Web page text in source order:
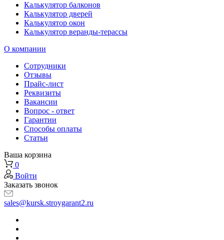
Калькулятор балконов
Калькулятор дверей
Калькулятор окон
Калькулятор веранды-терассы
О компании
Сотрудники
Отзывы
Прайс-лист
Реквизиты
Вакансии
Вопрос - ответ
Гарантии
Способы оплаты
Статьи
Ваша корзина
0
Войти
Заказать звонок
sales@kursk.stroygarant2.ru